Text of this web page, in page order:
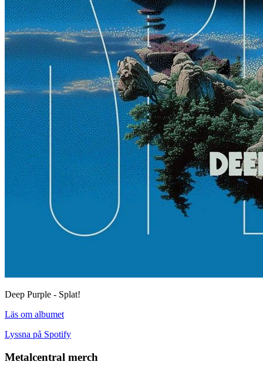
Deep Purple - Splat!
Läs om albumet
Lyssna på Spotify
Metalcentral merch